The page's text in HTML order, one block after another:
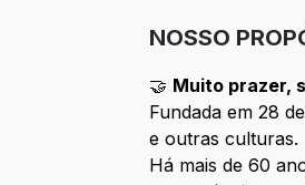
NOSSO
🤝 Muito prazer,
Fundada em 28
e outras culturas.
Há mais de 60